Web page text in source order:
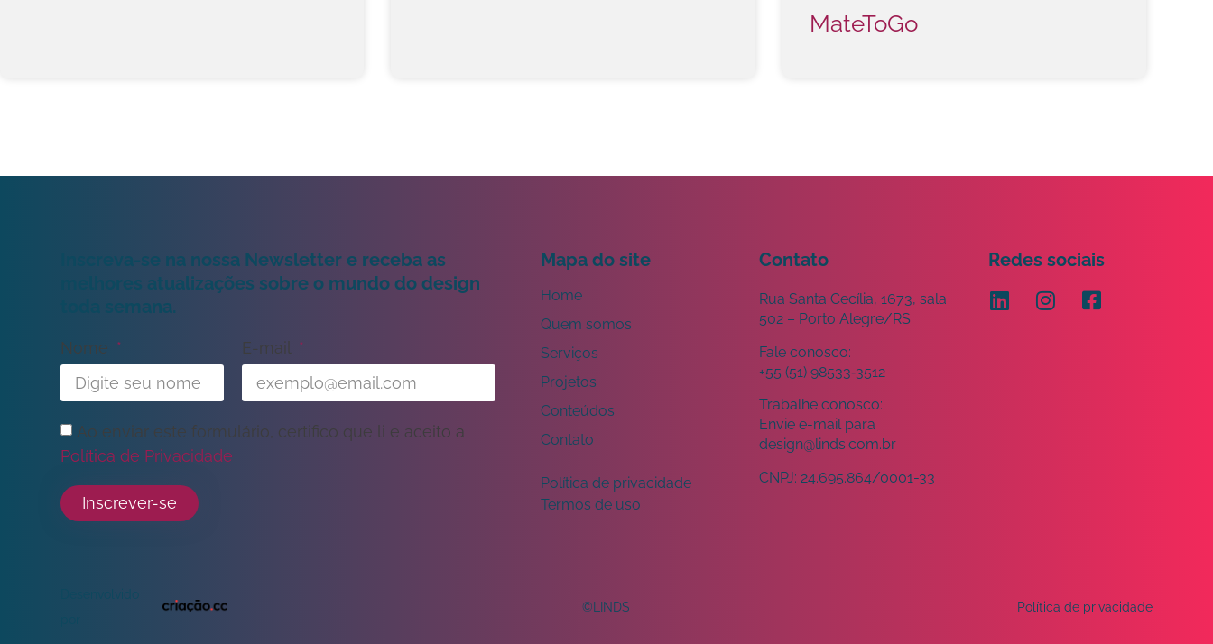
MateToGo
Inscreva-se na nossa Newsletter e receba as
melhores atualizações sobre o mundo do design
toda semana.
Nome E-mail
Ao enviar este formulário, certifico que li e aceito a
Política de Privacidade
Inscrever-se
Mapa do site
Home
Quem somos
Serviços
Projetos
Conteúdos
Contato
Política de privacidade
Termos de uso
Contato
Rua Santa Cecília, 1673, sala
502 – Porto Alegre/RS
Fale conosco:
+55 (51) 98533‑3512
Trabalhe conosco:
Envie e-mail para
design@linds.com.br
CNPJ: 24.695.864/0001-33
Redes sociais
©LINDS Política de privacidade